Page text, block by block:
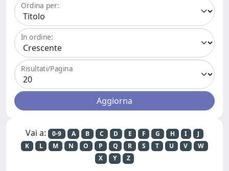
Ordina per:
In ordine:
Risultati/Pagina
Vai a: 0-9 A B C D E F G H I
J
K
L M N O P Q R S T U V
W
X
Y Z